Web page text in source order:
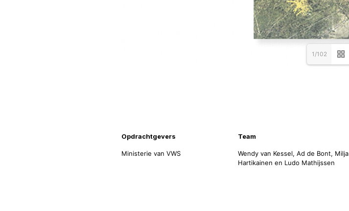
1/102
Opdrachtgevers
Ministerie van VWS
Team
Wendy van Kessel, Ad de Bont, Milja
Hartikainen en Ludo Mathijssen